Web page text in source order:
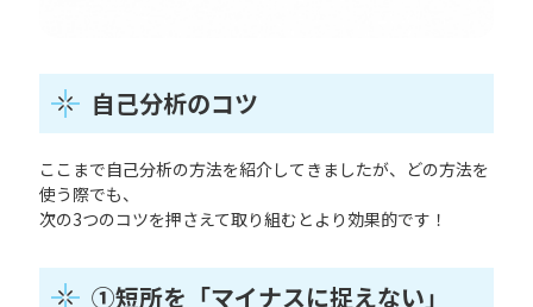
自己分析のコツ
ここまで自己分析の方法を紹介してきましたが、どの方法を
使う際でも、
次の3つのコツを押さえて取り組むとより効果的です！
①短所を「マイナスに捉えない」